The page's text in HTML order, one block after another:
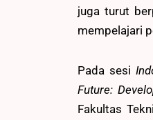
juga turut
mempelajari
Pada sesi
Future:
Fakultas